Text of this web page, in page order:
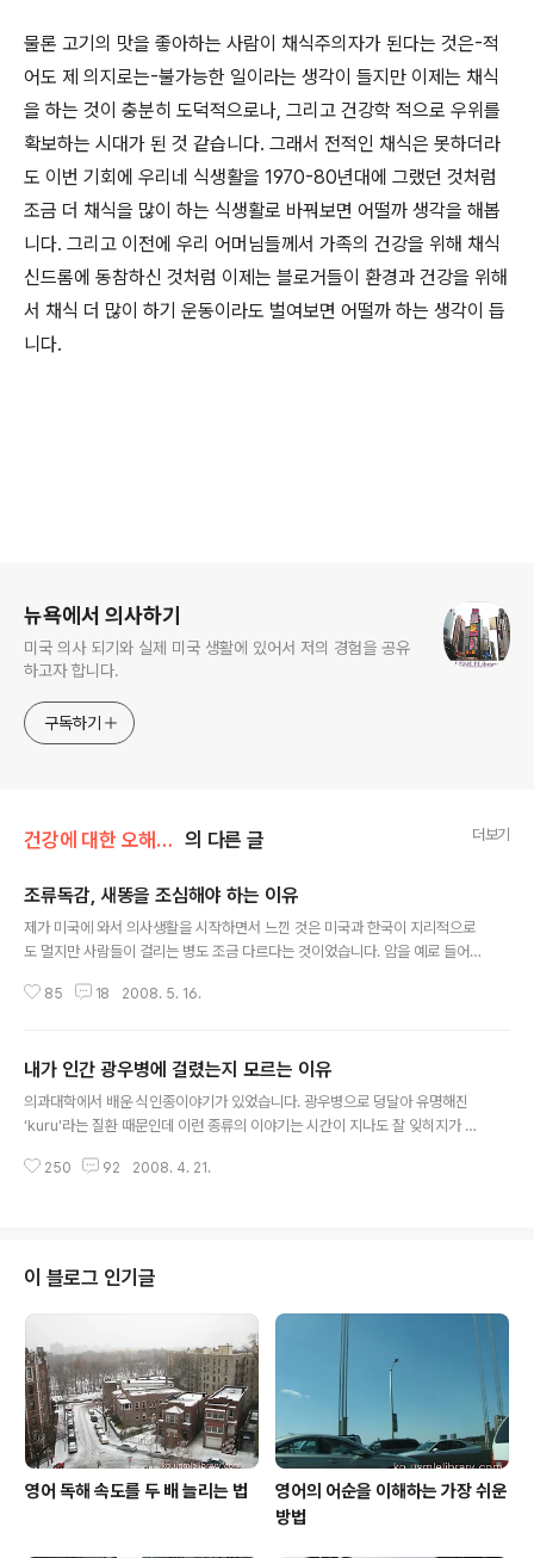
물론 고기의 맛을 좋아하는 사람이 채식주의자가 된다는 것은-적
어도 제 의지로는-불가능한 일이라는 생각이 들지만 이제는 채식
을 하는 것이 충분히 도덕적으로나, 그리고 건강학 적으로 우위를
확보하는 시대가 된 것 같습니다. 그래서 전적인 채식은 못하더라
도 이번 기회에 우리네 식생활을 1970-80년대에 그랬던 것처럼
조금 더 채식을 많이 하는 식생활로 바꿔보면 어떨까 생각을 해봅
니다. 그리고 이전에 우리 어머님들께서 가족의 건강을 위해 채식
신드롬에 동참하신 것처럼 이제는 블로거들이 환경과 건강을 위해
서 채식 더 많이 하기 운동이라도 벌여보면 어떨까 하는 생각이 듭
니다.
뉴욕에서 의사하기
미국 의사 되기와 실제 미국 생활에 있어서 저의 경험을 공유
하고자 합니다.
구독하기
건강에 대한 오해와 진실 의 다른 글 더보기
조류독감, 새똥을 조심해야 하는 이유
제가 미국에 와서 의사생활을 시작하면서 느낀 것은 미국과 한국이 지리적으로
도 멀지만 사람들이 걸리는 병도 조금 다르다는 것이었습니다. 암을 예로 들어
한데 한국에는 자궁암이 많았습니다. 이런 사실은 이미 의과대학 시절에 다 배
이 다르다는 것도 많이 느낄 수 있었습니다. 감염병을 예로 들면 미국은 에이즈
가 많고 한국은 결핵이 많았습니다. 이런 감염성 질환의 발병율의 차이들도 역
시 개인위생이나 성문화의 차이 등으로 설명이 가능합니다만 어떤 때는 감염성
85 18 2008. 5. 16.
내가 인간 광우병에 걸렸는지 모르는 이유
의과대학에서 배운 식인종이야기가 있었습니다. 광우병으로 덩달아 유명해진
‘kuru'라는 질환 때문인데 이런 종류의 이야기는 시간이 지나도 잘 잊히지가 않
성 질환에 대한 보고가 1950년대에 있었던 이후로 이 질환이 상당히 많은 의학
계 최초로 프라이온 단백에 의한 질환인 이 kuru를 연구해서 1976년 노벨 생
리학상을 수상했었습니다. 식인종의 뇌질환 '쿠루' 어쨌거나 kuru라는 이 질환..
250 92 2008. 4. 21.
이 블로그 인기글
영어 독해 속도를 두 배 늘리는 법
영어의 어순을 이해하는 가장 쉬운
방법